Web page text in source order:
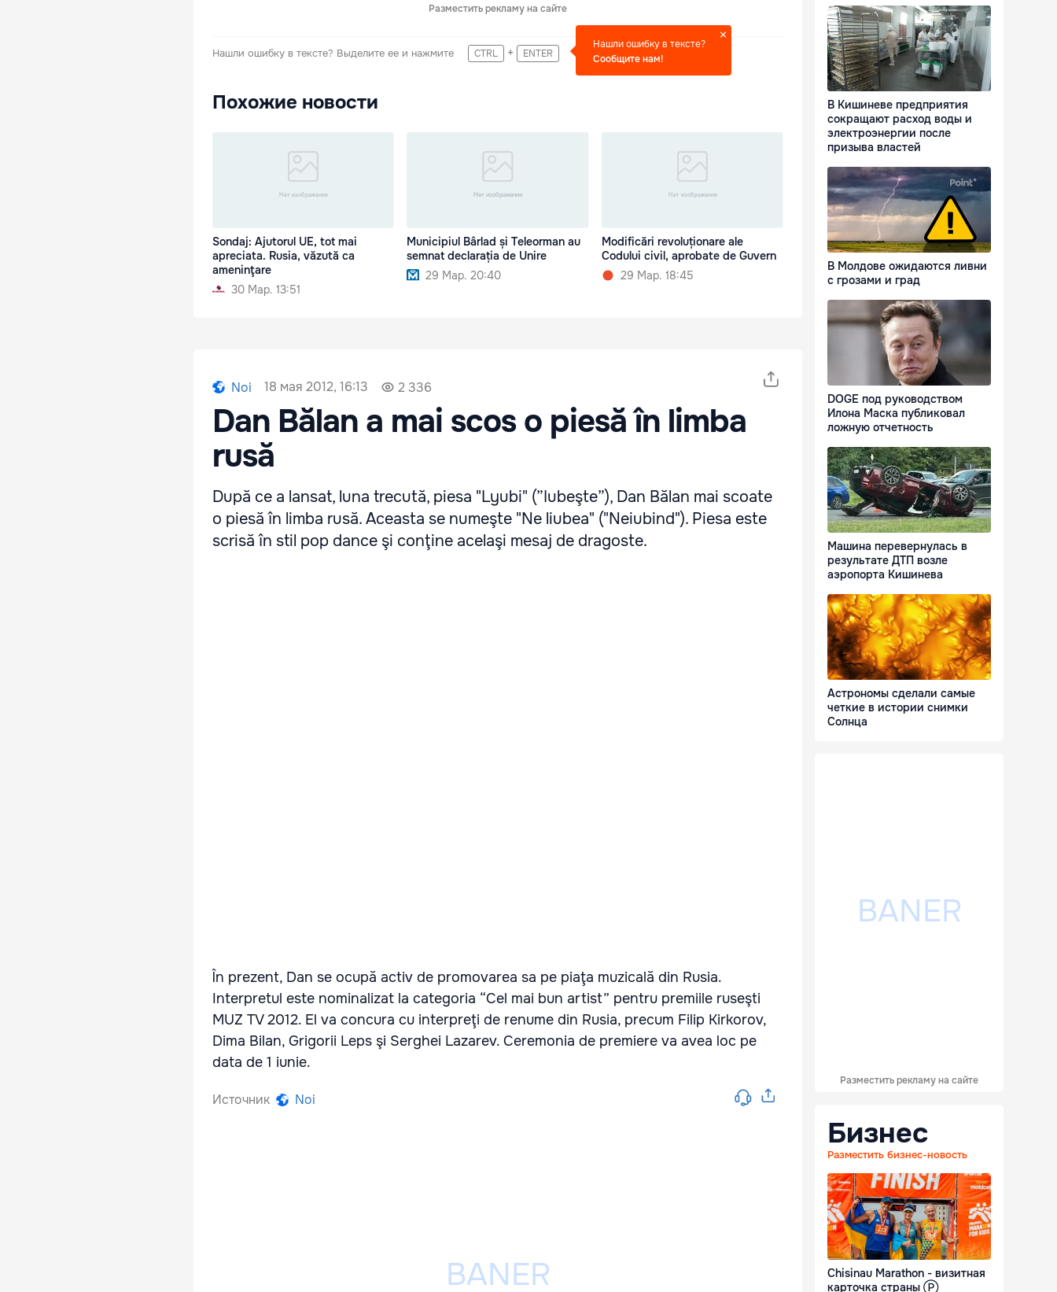
Разместить рекламу на сайте
Нашли ошибку в тексте? Выделите ее и нажмите CTRL + ENTER
Нашли ошибку в тексте?
Сообщите нам!
Похожие новости
Sondaj: Ajutorul UE, tot mai
apreciata. Rusia, văzută ca
ameninţare
30 Мар. 13:51
Municipiul Bârlad și Teleorman au
semnat declarația de Unire
29 Мар. 20:40
Modificări revoluționare ale
Codului civil, aprobate de Guvern
29 Мар. 18:45
Noi 18 мая 2012, 16:13 2 336
Dan Bălan a mai scos o piesă în limba
rusă
După ce a lansat, luna trecută, piesa "Lyubi" (”Iubeşte”), Dan Bălan mai scoate
o piesă în limba rusă. Aceasta se numeşte "Ne liubea" ("Neiubind"). Piesa este
scrisă în stil pop dance şi conţine acelaşi mesaj de dragoste.
În prezent, Dan se ocupă activ de promovarea sa pe piaţa muzicală din Rusia.
Interpretul este nominalizat la categoria “Cel mai bun artist” pentru premiile ruseşti
MUZ TV 2012. El va concura cu interpreţi de renume din Rusia, precum Filip Kirkorov,
Dima Bilan, Grigorii Leps şi Serghei Lazarev. Ceremonia de premiere va avea loc pe
data de 1 iunie.
Источник Noi
В Кишиневе предприятия
сокращают расход воды и
электроэнергии после
призыва властей
В Молдове ожидаются ливни
с грозами и град
DOGE под руководством
Илона Маска публиковал
ложную отчетность
Машина перевернулась в
результате ДТП возле
аэропорта Кишинева
Астрономы сделали самые
четкие в истории снимки
Солнца
Разместить рекламу на сайте
Бизнес
Разместить бизнес-новость
Chisinau Marathon - визитная
карточка страны Ⓟ